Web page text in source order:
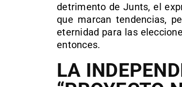
detrimento de Junts, el
que marcan tendencias,
eternidad para las
entonces.
LA